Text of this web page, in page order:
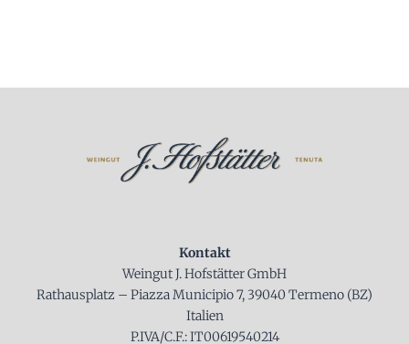
Kontakt
Weingut J. Hofstätter GmbH
Rathausplatz – Piazza Municipio 7, 39040 Termeno (BZ)
Italien
P.IVA/C.F.: IT00619540214